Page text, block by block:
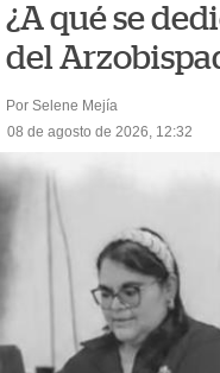
¿A qué se
del
Por Selene Mejía
08 de agosto de 2026, 12:32